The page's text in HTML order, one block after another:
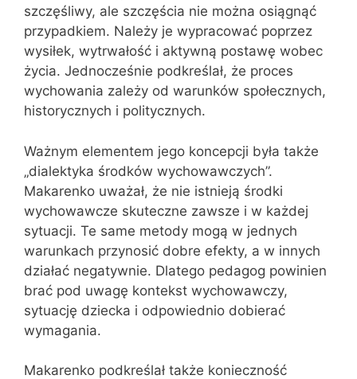
szczęśliwy, ale szczęścia nie można osiągnąć
przypadkiem. Należy je wypracować poprzez
wysiłek, wytrwałość i aktywną postawę wobec
życia. Jednocześnie podkreślał, że proces
wychowania zależy od warunków społecznych,
historycznych i politycznych.
Ważnym elementem jego koncepcji była także
„dialektyka środków wychowawczych”.
Makarenko uważał, że nie istnieją środki
wychowawcze skuteczne zawsze i w każdej
sytuacji. Te same metody mogą w jednych
warunkach przynosić dobre efekty, a w innych
działać negatywnie. Dlatego pedagog powinien
brać pod uwagę kontekst wychowawczy,
sytuację dziecka i odpowiednio dobierać
wymagania.
Makarenko podkreślał także konieczność